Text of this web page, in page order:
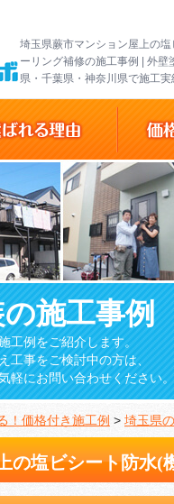
埼玉県蕨市マンション屋上の
ーリング補修の施工事例 | 外
県・千葉県・神奈川県で施工実
施工事例
工例をご紹介します。
工事をご検討中の方は、
軽にお問い合わせください。
！価格付き施工例 > 埼玉県
の塩ビシート防水(